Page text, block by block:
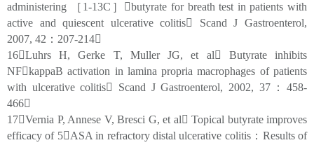
administering ［1-13C］butyrate for breath test in patients with
active and quiescent ulcerative colitis Scand J Gastroenterol,
2007, 42：207-214
16Luhrs H, Gerke T, Muller JG, et al Butyrate inhibits
NFkappaB activation in lamina propria macrophages of patients
with ulcerative colitis Scand J Gastroenterol, 2002, 37：458-
466
17Vernia P, Annese V, Bresci G, et al Topical butyrate improves
efficacy of 5ASA in refractory distal ulcerative colitis：Results of